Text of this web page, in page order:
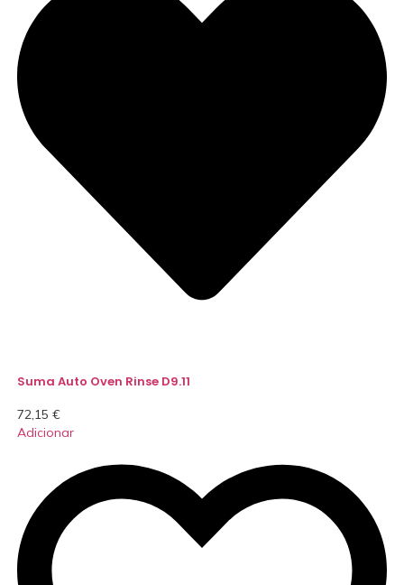
Suma Auto Oven Rinse D9.11
72,15 €
Adicionar